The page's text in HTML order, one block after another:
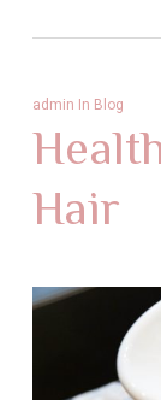
admin In Blog
Hair